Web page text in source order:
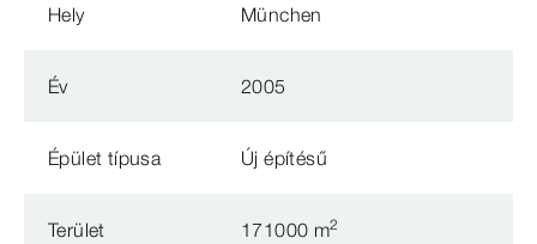
Hely München
Év 2005
Épület típusa Új építésű
Terület 171000 m2